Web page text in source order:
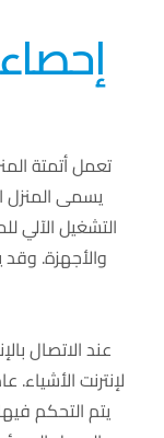
تعمل أتمتة
يسمى المنزل
التشغيل الآلي
والأجهزة.
عند الاتصال
لإنترنت الأشياء.
يتم التحكم